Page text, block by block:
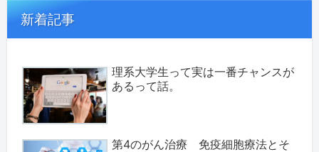
新着記事
理系大学生って実は一番チャンスが
あるって話。
第4のがん治療 免疫細胞療法とそ